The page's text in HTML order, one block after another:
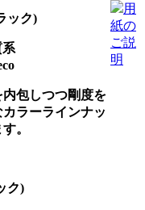
ック)
系
包しつつ剛度を
ラーラインナッ
。
ク)
用
紙の
ご説
明